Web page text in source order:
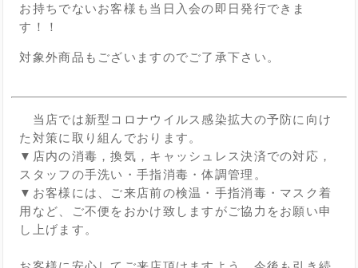
お持ちでないお客様も当日入会の即日発行できま
す！！
対象外商品もございますのでご了承下さい。
当店では新型コロナウイルス感染拡大の予防に向け
た対策に取り組んでおります。
▼店内の消毒，換気，キャッシュレス決済での対応，
スタッフの手洗い・手指消毒・体調管理。
▼お客様には、ご来店前の検温・手指消毒・マスク着
用など、ご不便をおかけ致しますがご協力をお願い申
し上げます。